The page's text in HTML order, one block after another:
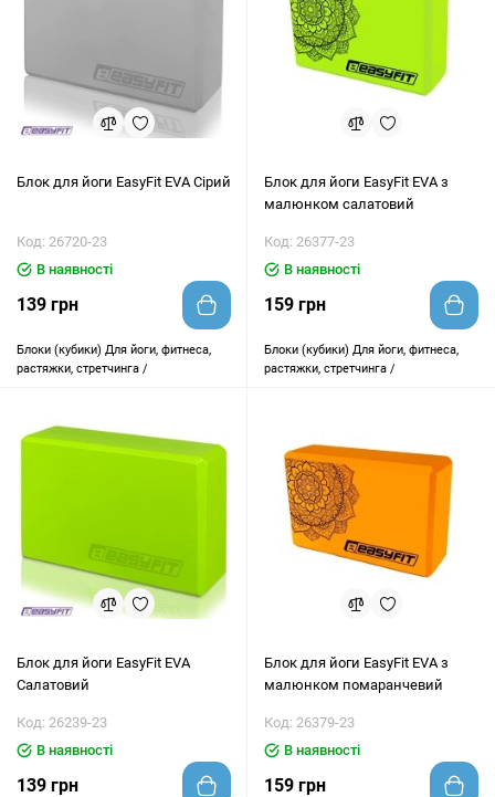
Блок для йоги EasyFit EVA Сірий
Код: 26720-23
В наявності
139 грн
Блоки (кубики) Для йоги, фитнеса,
растяжки, стретчинга /
Блок для йоги EasyFit EVA з
малюнком салатовий
Код: 26377-23
В наявності
159 грн
Блоки (кубики) Для йоги, фитнеса,
растяжки, стретчинга /
Блок для йоги EasyFit EVA
Салатовий
Код: 26239-23
В наявності
139 грн
Блок для йоги EasyFit EVA з
малюнком помаранчевий
Код: 26379-23
В наявності
159 грн